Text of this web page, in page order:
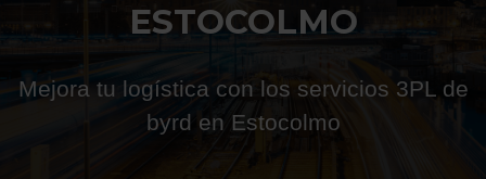
ESTOCOLMO
Mejora tu logística con los servicios 3PL de
byrd en Estocolmo